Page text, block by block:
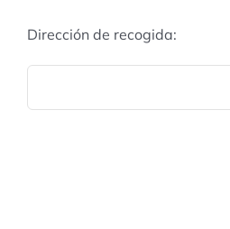
Dirección de recogida: